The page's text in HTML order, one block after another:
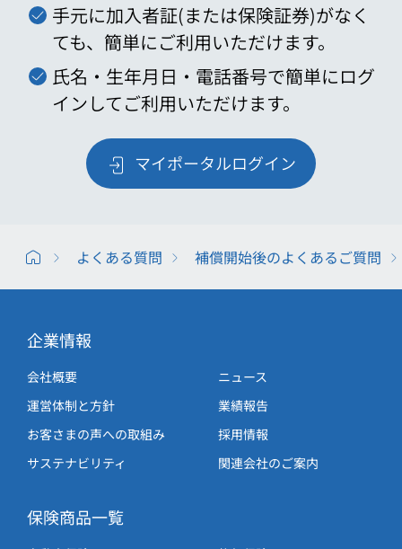
手元に加入者証(または保険証券)がなく
ても、簡単にご利用いただけます。
氏名・生年月日・電話番号で簡単にログ
インしてご利用いただけます。
マイポータルログイン
よくある質問 補償開始後のよくあるご質問
企業情報
会社概要
運営体制と方針
お客さまの声への取組み
サステナビリティ
ニュース
業績報告
採用情報
関連会社のご案内
保険商品一覧